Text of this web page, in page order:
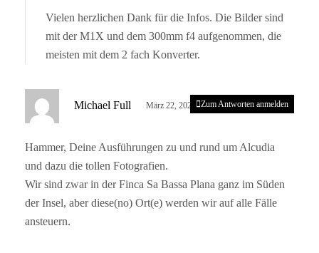
t
:
Vielen herzlichen Dank für die Infos. Die Bilder sind
mit der M1X und dem 300mm f4 aufgenommen, die
meisten mit dem 2 fach Konverter.
Michael Full
t
:
März 22, 2023 um 10:45 a.m. Uhr
Hammer, Deine Ausführungen zu und rund um Alcudia
und dazu die tollen Fotografien.
Wir sind zwar in der Finca Sa Bassa Plana ganz im Süden
der Insel, aber diese(no) Ort(e) werden wir auf alle Fälle
ansteuern.
Zum Antworten anmelden